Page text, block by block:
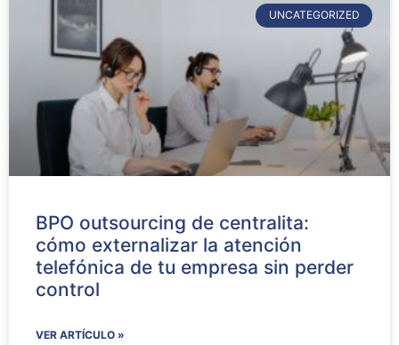
UNCATEGORIZED
BPO outsourcing de centralita:
cómo externalizar la atención
telefónica de tu empresa sin perder
control
VER ARTÍCULO »